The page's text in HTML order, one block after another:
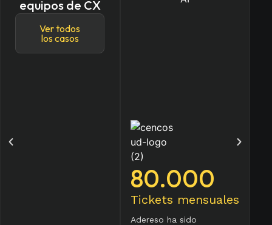
equipos de CX
Ver todos
los casos
80.000
Tickets mensuales
Adereso ha sido